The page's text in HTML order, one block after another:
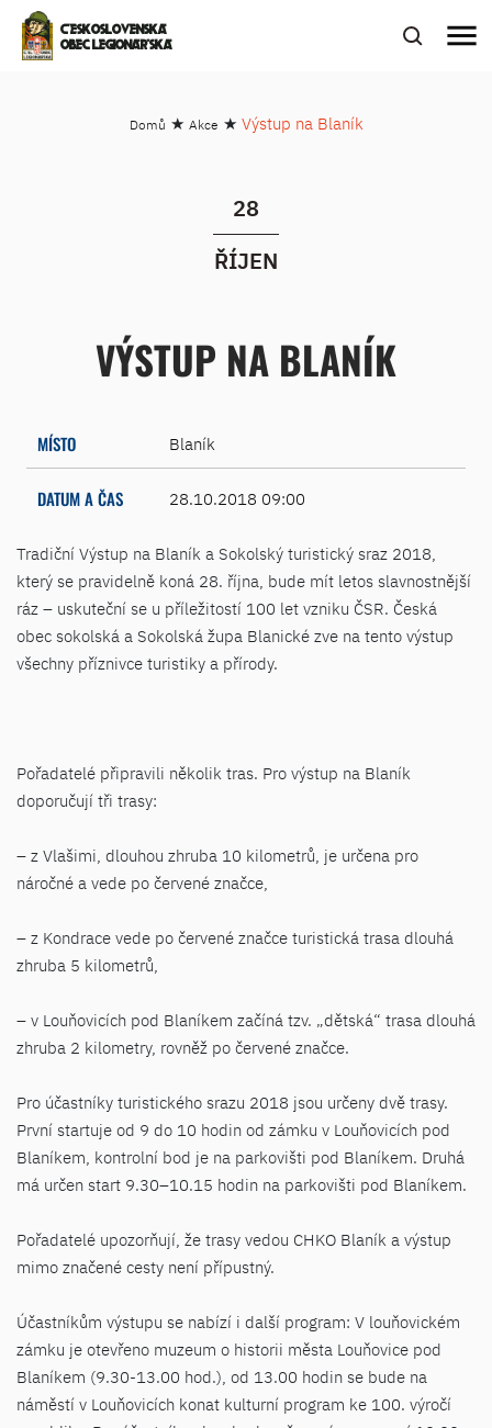
ČESKOSLOVENSKÁ
OBEC LEGIONÁŘSKÁ
menu
Domů ★ Akce ★ Výstup na Blaník
28
ŘÍJEN
VÝSTUP NA BLANÍK
MÍSTO Blaník
DATUM A ČAS 28.10.2018 09:00
Tradiční Výstup na Blaník a Sokolský turistický sraz 2018,
který se pravidelně koná 28. října, bude mít letos slavnostnější
ráz – uskuteční se u příležitostí 100 let vzniku ČSR. Česká
obec sokolská a Sokolská župa Blanické zve na tento výstup
všechny příznivce turistiky a přírody.
Pořadatelé připravili několik tras. Pro výstup na Blaník
doporučují tři trasy:
– z Vlašimi, dlouhou zhruba 10 kilometrů, je určena pro
náročné a vede po červené značce,
– z Kondrace vede po červené značce turistická trasa dlouhá
zhruba 5 kilometrů,
– v Louňovicích pod Blaníkem začíná tzv. „dětská“ trasa dlouhá
zhruba 2 kilometry, rovněž po červené značce.
Pro účastníky turistického srazu 2018 jsou určeny dvě trasy.
První startuje od 9 do 10 hodin od zámku v Louňovicích pod
Blaníkem, kontrolní bod je na parkovišti pod Blaníkem. Druhá
má určen start 9.30–10.15 hodin na parkovišti pod Blaníkem.
Pořadatelé upozorňují, že trasy vedou CHKO Blaník a výstup
mimo značené cesty není přípustný.
Účastníkům výstupu se nabízí i další program: V louňovickém
zámku je otevřeno muzeum o historii města Louňovice pod
Blaníkem (9.30-13.00 hod.), od 13.00 hodin se bude na
náměstí v Louňovicích konat kulturní program ke 100. výročí